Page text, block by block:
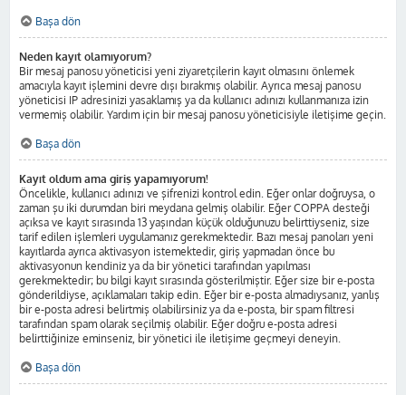
Başa dön
Neden kayıt olamıyorum?
Bir mesaj panosu yöneticisi yeni ziyaretçilerin kayıt olmasını önlemek
amacıyla kayıt işlemini devre dışı bırakmış olabilir. Ayrıca mesaj panosu
yöneticisi IP adresinizi yasaklamış ya da kullanıcı adınızı kullanmanıza izin
vermemiş olabilir. Yardım için bir mesaj panosu yöneticisiyle iletişime geçin.
Başa dön
Kayıt oldum ama giriş yapamıyorum!
Öncelikle, kullanıcı adınızı ve şifrenizi kontrol edin. Eğer onlar doğruysa, o
zaman şu iki durumdan biri meydana gelmiş olabilir. Eğer COPPA desteği
açıksa ve kayıt sırasında 13 yaşından küçük olduğunuzu belirttiyseniz, size
tarif edilen işlemleri uygulamanız gerekmektedir. Bazı mesaj panoları yeni
kayıtlarda ayrıca aktivasyon istemektedir, giriş yapmadan önce bu
aktivasyonun kendiniz ya da bir yönetici tarafından yapılması
gerekmektedir; bu bilgi kayıt sırasında gösterilmiştir. Eğer size bir e-posta
gönderildiyse, açıklamaları takip edin. Eğer bir e-posta almadıysanız, yanlış
bir e-posta adresi belirtmiş olabilirsiniz ya da e-posta, bir spam filtresi
tarafından spam olarak seçilmiş olabilir. Eğer doğru e-posta adresi
belirttiğinize eminseniz, bir yönetici ile iletişime geçmeyi deneyin.
Başa dön